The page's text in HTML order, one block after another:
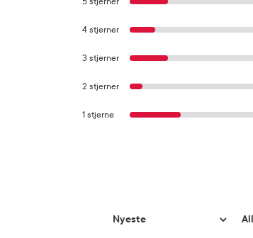
4 stjerner
3 stjerner
2 stjerner
1 stjerne